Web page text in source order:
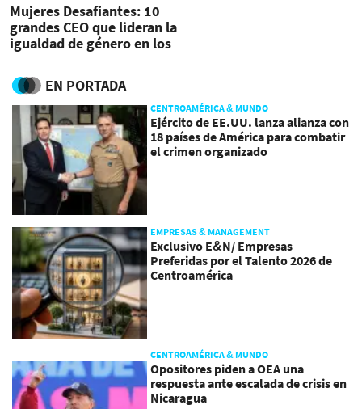
Mujeres Desafiantes: 10
grandes CEO que lideran la
igualdad de género en los
EN PORTADA
CENTROAMÉRICA & MUNDO
Ejército de EE.UU. lanza alianza con
18 países de América para combatir
el crimen organizado
EMPRESAS & MANAGEMENT
Exclusivo E&N/ Empresas
Preferidas por el Talento 2026 de
Centroamérica
CENTROAMÉRICA & MUNDO
Opositores piden a OEA una
respuesta ante escalada de crisis en
Nicaragua